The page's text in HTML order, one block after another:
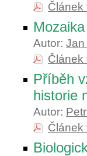
Článek
Autor: Jan
Článek
Příběh
historie
Autor:
Článek